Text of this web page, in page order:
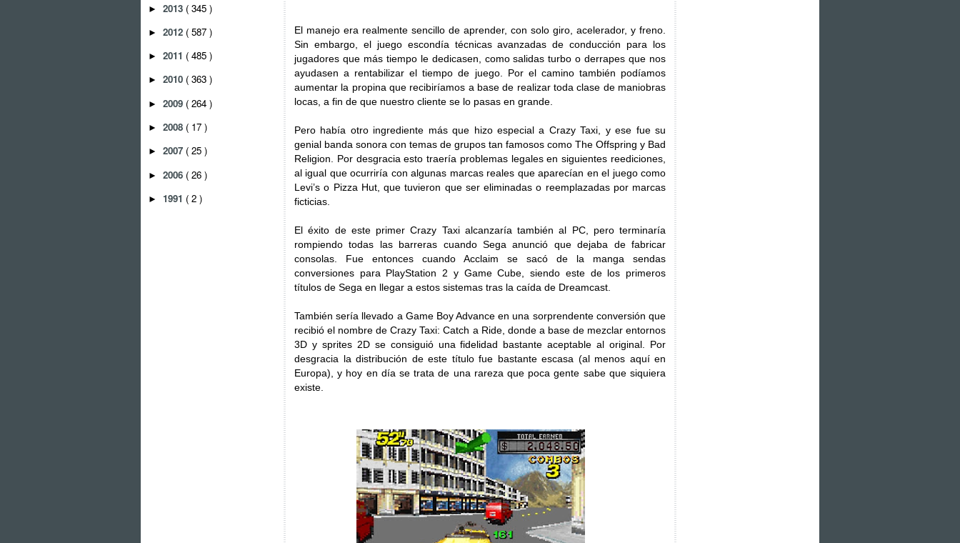
► 2013 ( 345 )
► 2012 ( 587 )
► 2011 ( 485 )
► 2010 ( 363 )
► 2009 ( 264 )
► 2008 ( 17 )
► 2007 ( 25 )
► 2006 ( 26 )
► 1991 ( 2 )
El manejo era realmente sencillo de aprender, con solo giro, acelerador, y freno.
Sin embargo, el juego escondía técnicas avanzadas de conducción para los
jugadores que más tiempo le dedicasen, como salidas turbo o derrapes que nos
ayudasen a rentabilizar el tiempo de juego. Por el camino también podíamos
aumentar la propina que recibiríamos a base de realizar toda clase de maniobras
locas, a fin de que nuestro cliente se lo pasas en grande.
Pero había otro ingrediente más que hizo especial a Crazy Taxi, y ese fue su
genial banda sonora con temas de grupos tan famosos como The Offspring y Bad
Religion. Por desgracia esto traería problemas legales en siguientes reediciones,
al igual que ocurriría con algunas marcas reales que aparecían en el juego como
Levi’s o Pizza Hut, que tuvieron que ser eliminadas o reemplazadas por marcas
ficticias.
El éxito de este primer Crazy Taxi alcanzaría también al PC, pero terminaría
rompiendo todas las barreras cuando Sega anunció que dejaba de fabricar
consolas. Fue entonces cuando Acclaim se sacó de la manga sendas
conversiones para PlayStation 2 y Game Cube, siendo este de los primeros
títulos de Sega en llegar a estos sistemas tras la caída de Dreamcast.
También sería llevado a Game Boy Advance en una sorprendente conversión que
recibió el nombre de Crazy Taxi: Catch a Ride, donde a base de mezclar entornos
3D y sprites 2D se consiguió una fidelidad bastante aceptable al original. Por
desgracia la distribución de este título fue bastante escasa (al menos aquí en
Europa), y hoy en día se trata de una rareza que poca gente sabe que siquiera
existe.